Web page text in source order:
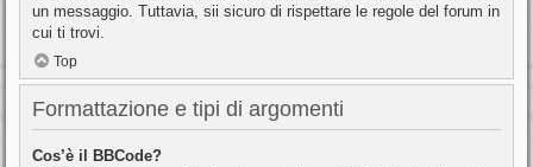
un messaggio. Tuttavia, sii sicuro di rispettare le regole del forum in
cui ti trovi.
Top
Formattazione e tipi di argomenti
Cos’è il BBCode?